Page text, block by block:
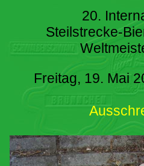
20.
Steilstrecke-
Freitag, 19. Mai